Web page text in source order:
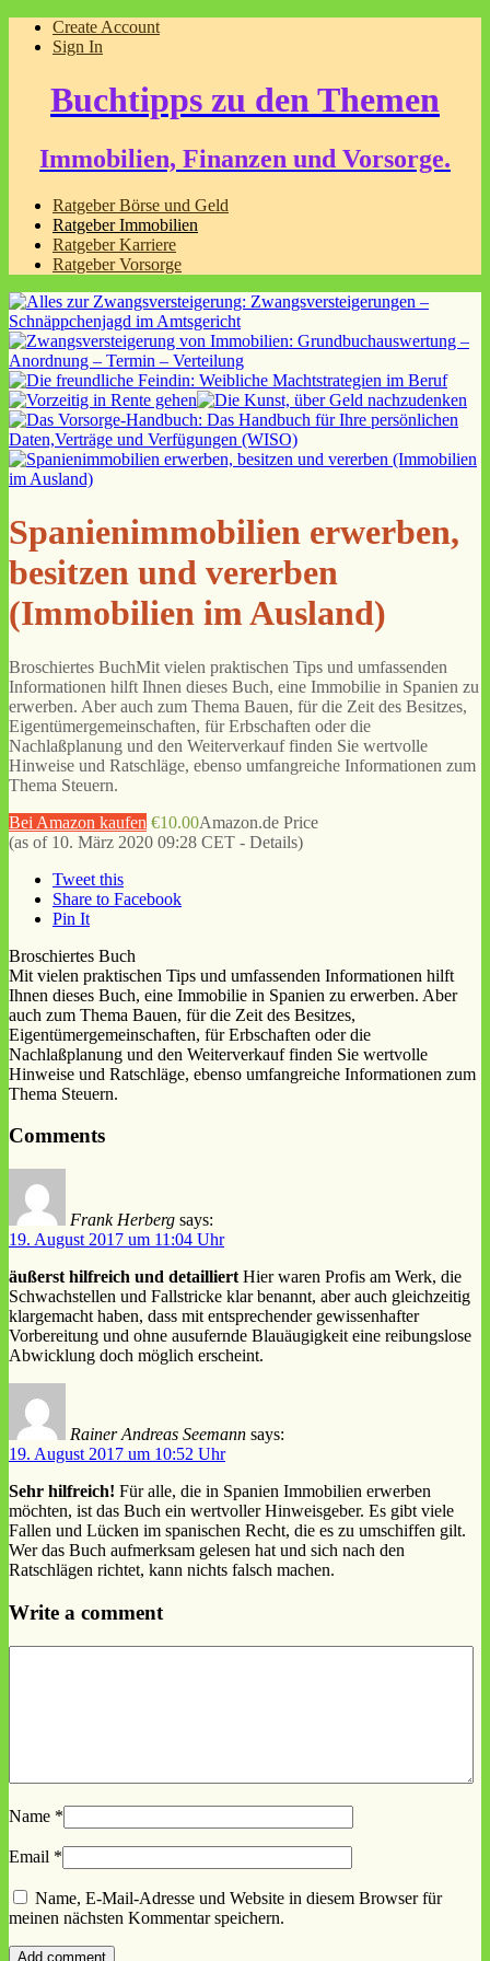
Create Account
Sign In
Buchtipps zu den Themen
Immobilien, Finanzen und Vorsorge.
Ratgeber Börse und Geld
Ratgeber Immobilien
Ratgeber Karriere
Ratgeber Vorsorge
Spanienimmobilien erwerben,
besitzen und vererben
(Immobilien im Ausland)
Broschiertes BuchMit vielen praktischen Tips und umfassenden
Informationen hilft Ihnen dieses Buch, eine Immobilie in Spanien zu
erwerben. Aber auch zum Thema Bauen, für die Zeit des Besitzes,
Eigentümergemeinschaften, für Erbschaften oder die
Nachlaßplanung und den Weiterverkauf finden Sie wertvolle
Hinweise und Ratschläge, ebenso umfangreiche Informationen zum
Thema Steuern.
Bei Amazon kaufen €10.00Amazon.de Price
(as of 10. März 2020 09:28 CET - Details)
Tweet this
Share to Facebook
Pin It
Broschiertes Buch
Mit vielen praktischen Tips und umfassenden Informationen hilft
Ihnen dieses Buch, eine Immobilie in Spanien zu erwerben. Aber
auch zum Thema Bauen, für die Zeit des Besitzes,
Eigentümergemeinschaften, für Erbschaften oder die
Nachlaßplanung und den Weiterverkauf finden Sie wertvolle
Hinweise und Ratschläge, ebenso umfangreiche Informationen zum
Thema Steuern.
Comments
Frank Herberg says:
19. August 2017 um 11:04 Uhr
äußerst hilfreich und detailliert Hier waren Profis am Werk, die
Schwachstellen und Fallstricke klar benannt, aber auch gleichzeitig
klargemacht haben, dass mit entsprechender gewissenhafter
Vorbereitung und ohne ausufernde Blauäugigkeit eine reibungslose
Abwicklung doch möglich erscheint.
Rainer Andreas Seemann says:
19. August 2017 um 10:52 Uhr
Sehr hilfreich! Für alle, die in Spanien Immobilien erwerben
möchten, ist das Buch ein wertvoller Hinweisgeber. Es gibt viele
Fallen und Lücken im spanischen Recht, die es zu umschiffen gilt.
Wer das Buch aufmerksam gelesen hat und sich nach den
Ratschlägen richtet, kann nichts falsch machen.
Write a comment
Name *
Email *
Name, E-Mail-Adresse und Website in diesem Browser für
meinen nächsten Kommentar speichern.